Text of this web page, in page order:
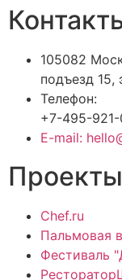
105082
подъезд
Телефон:
+7-495-
E-mail:
Chef.ru
Пальмовая
Фестиваль